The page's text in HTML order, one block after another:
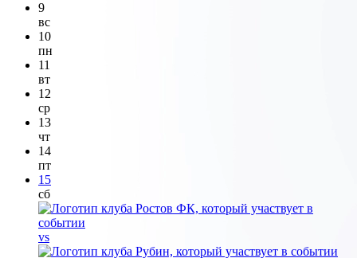
9
вс
10
пн
11
вт
12
ср
13
чт
14
пт
15
сб
vs